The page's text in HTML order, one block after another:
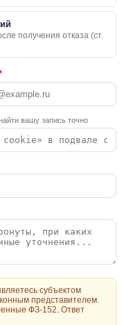
получения отказа (ст.
вашу запись точно
субъектом
представителем.
ФЗ-152. Ответ